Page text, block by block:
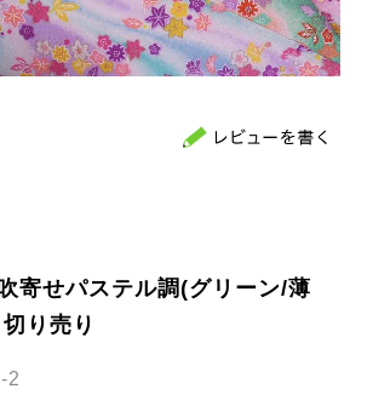
寄せパステル調(グリーン/薄
り売り
2